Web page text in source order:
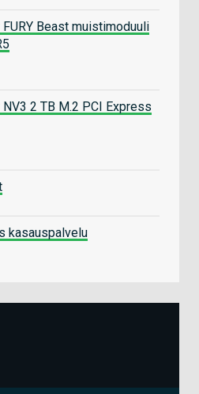
Beast muistimoduuli
2 TB M.2 PCI Express
kasauspalvelu